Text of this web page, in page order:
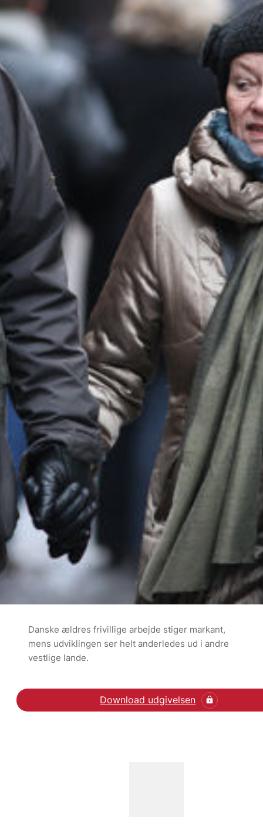
Danske ældres frivillige arbejde stiger markant,
mens udviklingen ser helt anderledes ud i andre
vestlige lande.
Download udgivelsenGå til artiklen om de